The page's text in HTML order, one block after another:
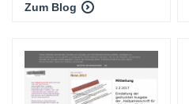
Zum Blog